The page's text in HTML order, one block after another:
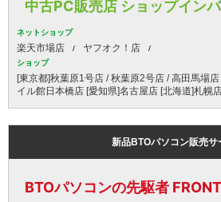
中古PC販売店 ショップイン
ネットショップ
楽天市場店 ヤフオク！店
ショップ
[東京都]秋葉原1号店 / 秋葉原2号店 / 高田馬場
イル館日本橋店 [愛知県]名古屋店 [北海道]札幌
新品BTOパソコン販売サ
BTOパソコンの先駆者